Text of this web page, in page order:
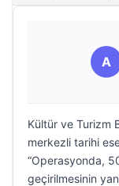
A
Kültür ve Turizm
merkezli tarihi
“Operasyonda,
geçirilmesinin